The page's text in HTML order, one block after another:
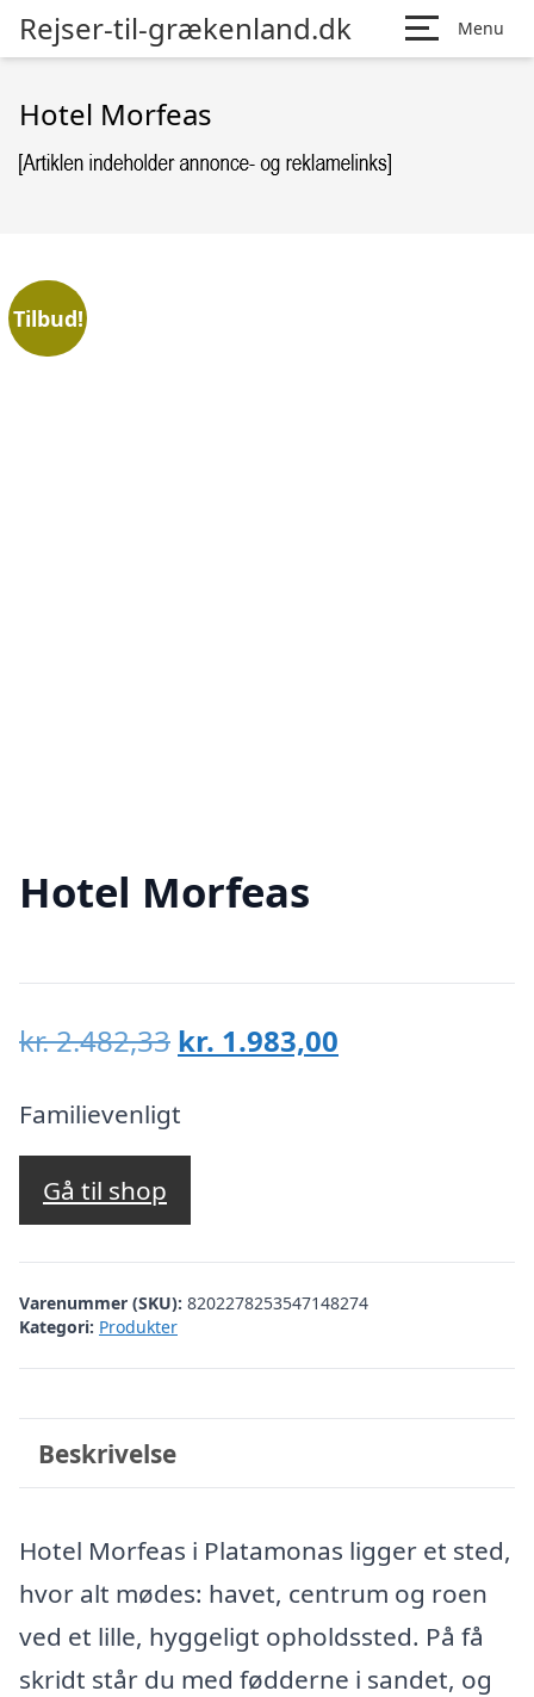
Rejser-til-grækenland.dk Menu
Hotel Morfeas
Tilbud!
Hotel Morfeas
kr.2.482,33 Den
pris
var:
kr. 1.983,00
Familievenligt
Gå til shop
Varenummer (SKU): 8202278253547148274
Kategori: Produkter
Beskrivelse
Hotel Morfeas i Platamonas ligger et sted,
hvor alt mødes: havet, centrum og roen
ved et lille, hyggeligt opholdssted. På få
skridt står du med fødderne i sandet, og